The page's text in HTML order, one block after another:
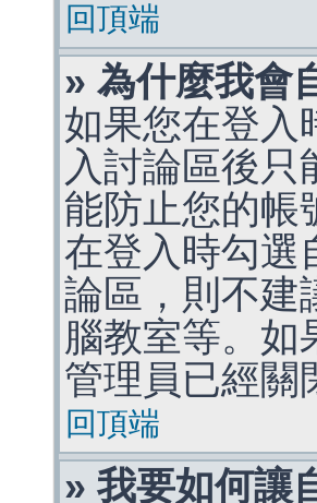
回頂端
» 為什麼我會
如果您在登
入討論區後
能防止您的帳
在登入時勾選
論區，則不建
腦教室等。如
管理員已經關
回頂端
» 我要如何讓